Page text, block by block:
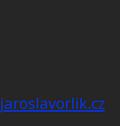
jaroslavorlik.cz